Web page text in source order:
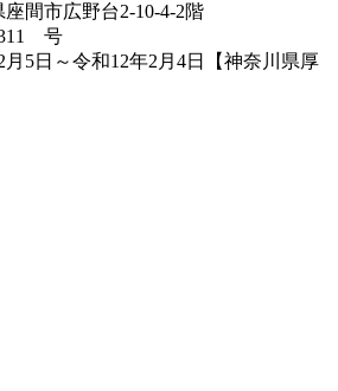
間市広野台2-10-4-2階
号
5日～令和12年2月4日【神奈川県厚